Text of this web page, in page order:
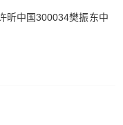
昕中国300034樊振东中